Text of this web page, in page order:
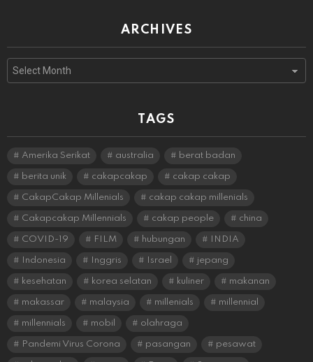
ARCHIVES
Archives
TAGS
Amerika Serikat australia berat badan
berita unik cakapcakap cakap cakap
CakapCakap Millenials cakap cakap millenials
Cakapcakap Millennials cakap people china
COVID-19 FILM hubungan INDIA
Indonesia Inggris Israel jepang
kesehatan korea selatan kuliner makanan
makassar malaysia millenials millennial
millennials mobil olahraga
Pandemi Virus Corona pasangan pesawat